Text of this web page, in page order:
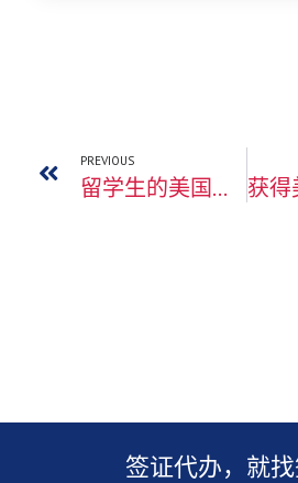
PREVIOUS
留学生的美国十年签证到期，如何延期？
签证代办，就